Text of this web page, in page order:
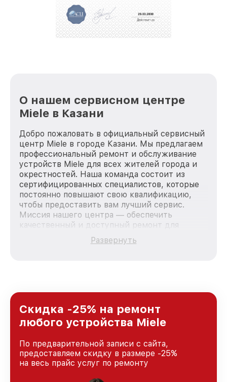
О нашем сервисном центре
Miele в Казани
Добро пожаловать в официальный сервисный
центр Miele в городе Казани. Мы предлагаем
профессиональный ремонт и обслуживание
устройств Miele для всех жителей города и
окрестностей. Наша команда состоит из
сертифицированных специалистов, которые
постоянно повышают свою квалификацию,
чтобы предоставить вам лучший сервис.
Миссия нашего центра — обеспечить
качественный и доступный ремонт для
каждого пользователя продукции Miele, вне
зависимости от сложности поломки. Мы
и лояльности наших клиентов.
Развернуть
Скидка -25% на ремонт
любого устройства Miele
По предварительной записи с сайта,
предоставляем скидку в размере -25%
на весь прайс услуг по ремонту